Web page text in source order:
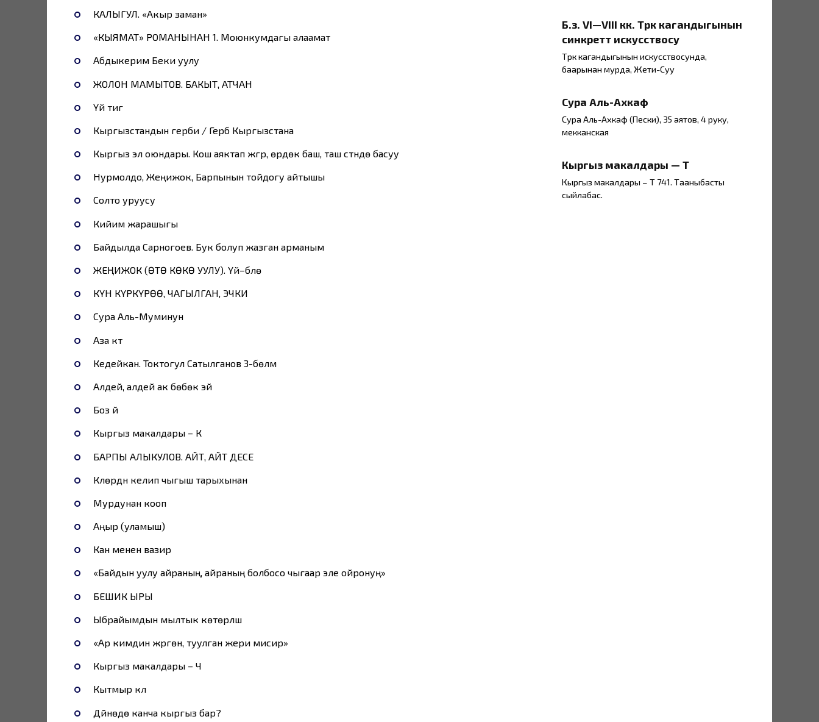
КАЛЫГУЛ. «Акыр заман»
«КЫЯМАТ» РОМАНЫНАН 1. Моюнкумдагы алаамат
Абдыкерим Беки уулу
ЖОЛОН МАМЫТОВ. БАКЫТ, АТЧАН
Үй тигүү
Кыргызстандын герби / Герб Кыргызстана
Кыргыз эл оюндары. Кош аяктап жүгүрүү, өрдөк баш, таш үстүндө басуу
Нурмолдо, Жеңижок, Барпынын тойдогу айтышы
Солто уруусу
Кийим жарашыгы
Байдылда Сарногоев. Бук болуп жазган арманым
ЖЕҢИЖОК (ӨТӨ КӨКӨ УУЛУ). Үй–бүлө
КҮН КҮРКҮРӨӨ, ЧАГЫЛГАН, ЭЧКИ
Сура Аль-Муминун
Аза күтүү
Кедейкан. Токтогул Сатылганов 3-бөлүм
Алдей, алдей ак бөбөк эй
Боз үй
Кыргыз макалдары – К
БАРПЫ АЛЫКУЛОВ. АЙТ, АЙТ ДЕСЕ
Күүлөрдүн келип чыгыш тарыхынан
Мурдунан кооп
Аңыр (уламыш)
Кан менен вазир
«Байдын уулу айраның, айраның болбосо чыгаар эле ойронуң»
БЕШИК ЫРЫ
Ыбрайымдын мылтык көтөрүлүш
«Ар кимдин жүргөн, туулган жери мисир»
Кыргыз макалдары – Ч
Кытмыр күлүү
Дүйнөдө канча кыргыз бар?
Б.з. VI—VIII кк. Түрк кагандыгынын
синкреттүү искусствосу
Түрк кагандыгынын искусствосунда,
баарынан мурда, Жети-Суу
Сура Аль-Ахкаф
Сура Аль-Ахкаф (Пески), 35 аятов, 4 руку,
мекканская
Кыргыз макалдары — Т
Кыргыз макалдары – Т 741. Тааныбасты
сыйлабас.